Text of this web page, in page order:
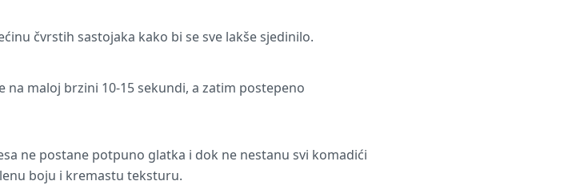
čvrstih sastojaka kako bi se sve lakše sjedinilo.
maloj brzini 10-15 sekundi, a zatim postepeno
ne postane potpuno glatka i dok ne nestanu svi komadići
boju i kremastu teksturu.